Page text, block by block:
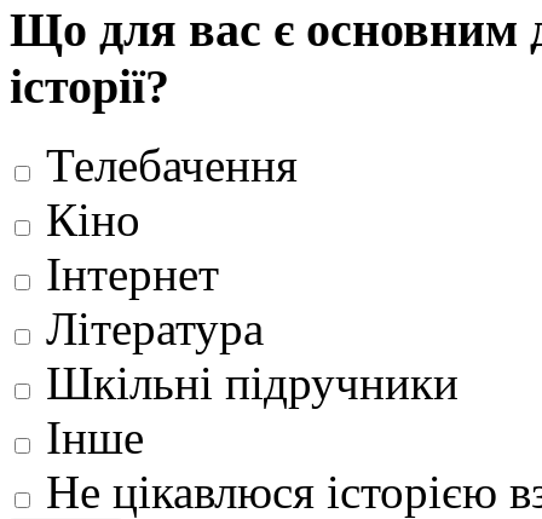
Що для вас є основним
історії?
Телебачення
Кіно
Інтернет
Література
Шкільні підручники
Інше
Не цікавлюся історією